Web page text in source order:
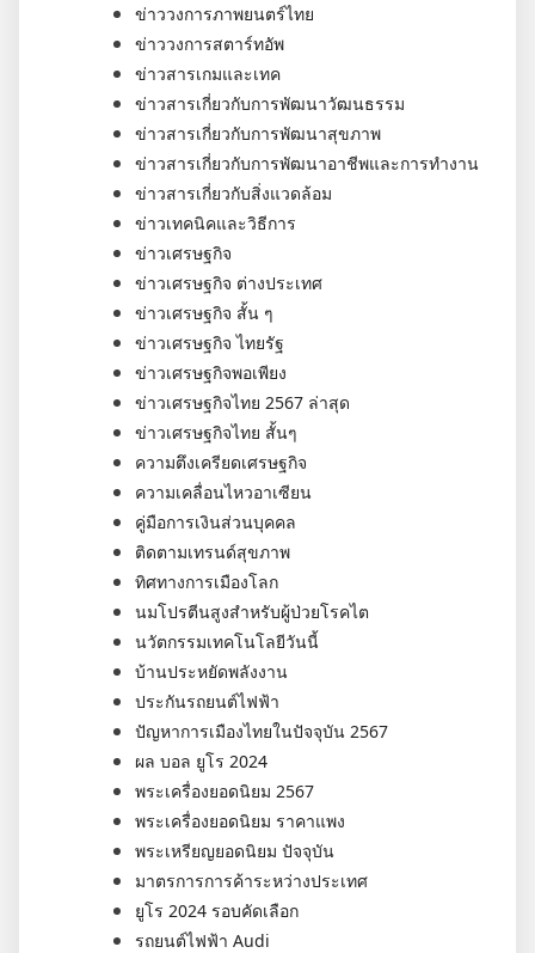
ข่าววงการภาพยนตร์ไทย
ข่าววงการสตาร์ทอัพ
ข่าวสารเกมและเทค
ข่าวสารเกี่ยวกับการพัฒนาวัฒนธรรม
ข่าวสารเกี่ยวกับการพัฒนาสุขภาพ
ข่าวสารเกี่ยวกับการพัฒนาอาชีพและการทำงาน
ข่าวสารเกี่ยวกับสิ่งแวดล้อม
ข่าวเทคนิคและวิธีการ
ข่าวเศรษฐกิจ
ข่าวเศรษฐกิจ ต่างประเทศ
ข่าวเศรษฐกิจ สั้น ๆ
ข่าวเศรษฐกิจ ไทยรัฐ
ข่าวเศรษฐกิจพอเพียง
ข่าวเศรษฐกิจไทย 2567 ล่าสุด
ข่าวเศรษฐกิจไทย สั้นๆ
ความตึงเครียดเศรษฐกิจ
ความเคลื่อนไหวอาเซียน
คู่มือการเงินส่วนบุคคล
ติดตามเทรนด์สุขภาพ
ทิศทางการเมืองโลก
นมโปรตีนสูงสำหรับผู้ป่วยโรคไต
นวัตกรรมเทคโนโลยีวันนี้
บ้านประหยัดพลังงาน
ประกันรถยนต์ไฟฟ้า
ปัญหาการเมืองไทยในปัจจุบัน 2567
ผล บอล ยูโร 2024
พระเครื่องยอดนิยม 2567
พระเครื่องยอดนิยม ราคาแพง
พระเหรียญยอดนิยม ปัจจุบัน
มาตรการการค้าระหว่างประเทศ
ยูโร 2024 รอบคัดเลือก
รถยนต์ไฟฟ้า Audi